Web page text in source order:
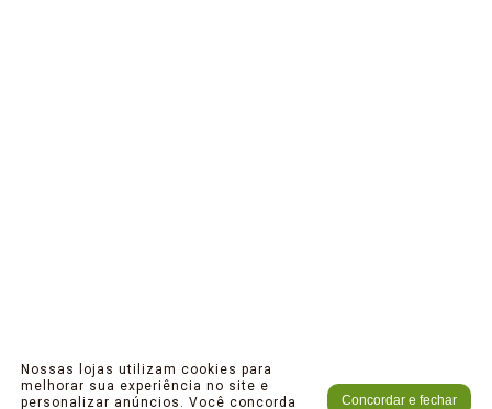
Nossas lojas utilizam cookies para
melhorar sua experiência no site e
personalizar anúncios. Você concorda
Concordar e fechar